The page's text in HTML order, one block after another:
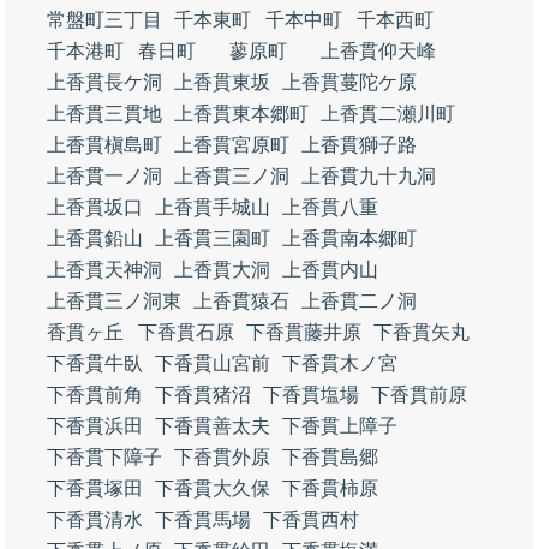
常盤町三丁目
千本東町 千本中町
千本西町
千本港町
春日町 蓼原町
上香貫仰天峰
上香貫長ケ洞
上香貫東坂
上香貫蔓陀ケ原
上香貫三貫地
上香貫東本郷町
上香貫二瀬川町
上香貫槇島町
上香貫宮原町
上香貫獅子路
上香貫一ノ洞
上香貫三ノ洞
上香貫九十九洞
上香貫坂口
上香貫手城山
上香貫八重
上香貫鉛山
上香貫三園町
上香貫南本郷町
上香貫天神洞
上香貫大洞
上香貫内山
上香貫三ノ洞東
上香貫猿石
上香貫二ノ洞
香貫ヶ丘
下香貫石原 下香貫藤井原 下香貫矢丸
下香貫牛臥
下香貫山宮前 下香貫木ノ宮
下香貫前角
下香貫猪沼 下香貫塩場 下香貫前原
下香貫浜田
下香貫善太夫
下香貫上障子
下香貫下障子
下香貫外原 下香貫島郷
下香貫塚田
下香貫大久保
下香貫柿原
下香貫清水
下香貫馬場 下香貫西村